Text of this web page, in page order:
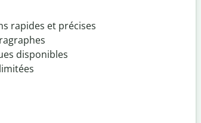
rapides et précises
disponibles